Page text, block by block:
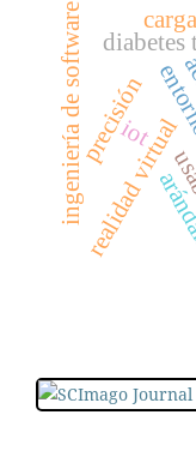
realidad virtual
ingeniería de software diabetes
iot
precisión